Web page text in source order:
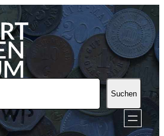
Suchen